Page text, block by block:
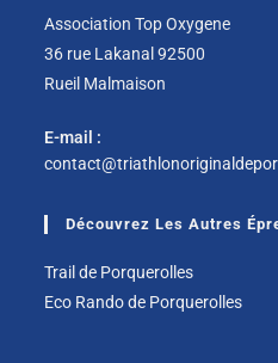
Association Top Oxygene
36 rue Lakanal 92500
Rueil Malmaison
E-mail :
Découvrez Les Autres
Trail de Porquerolles
Eco Rando de Porquerolles